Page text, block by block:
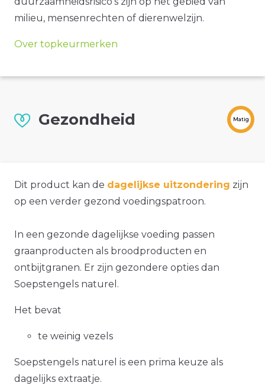
milieu, mensenrechten of dierenwelzijn.
Over topkeurmerken
Gezondheid Matig
Dit product kan de dagelijkse uitzondering zijn
op een verder gezond voedingspatroon.
In een gezonde dagelijkse voeding passen
graanproducten als broodproducten en
ontbijtgranen. Er zijn gezondere opties dan
Soepstengels naturel.
Het bevat
te weinig vezels
Soepstengels naturel is een prima keuze als
dagelijks extraatje.